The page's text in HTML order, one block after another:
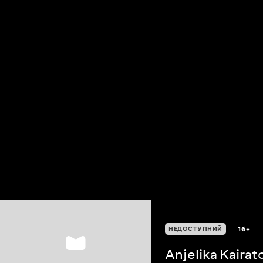
НЕДОСТУПНИЙ 16+
Anjelika